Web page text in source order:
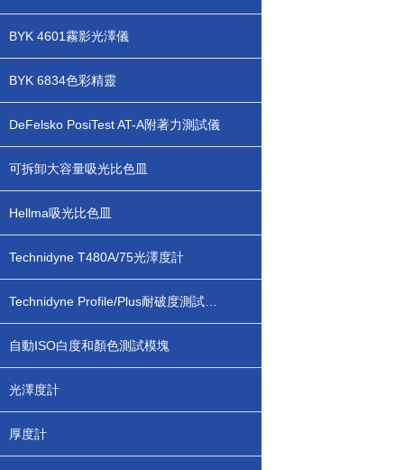
BYK 4601霧影光澤儀
BYK 6834色彩精靈
DeFelsko PosiTest AT-A附著力測試儀
可拆卸大容量吸光比色皿
Hellma吸光比色皿
Technidyne T480A/75光澤度計
自動ISO白度和顏色測試模塊
光澤度計
厚度計